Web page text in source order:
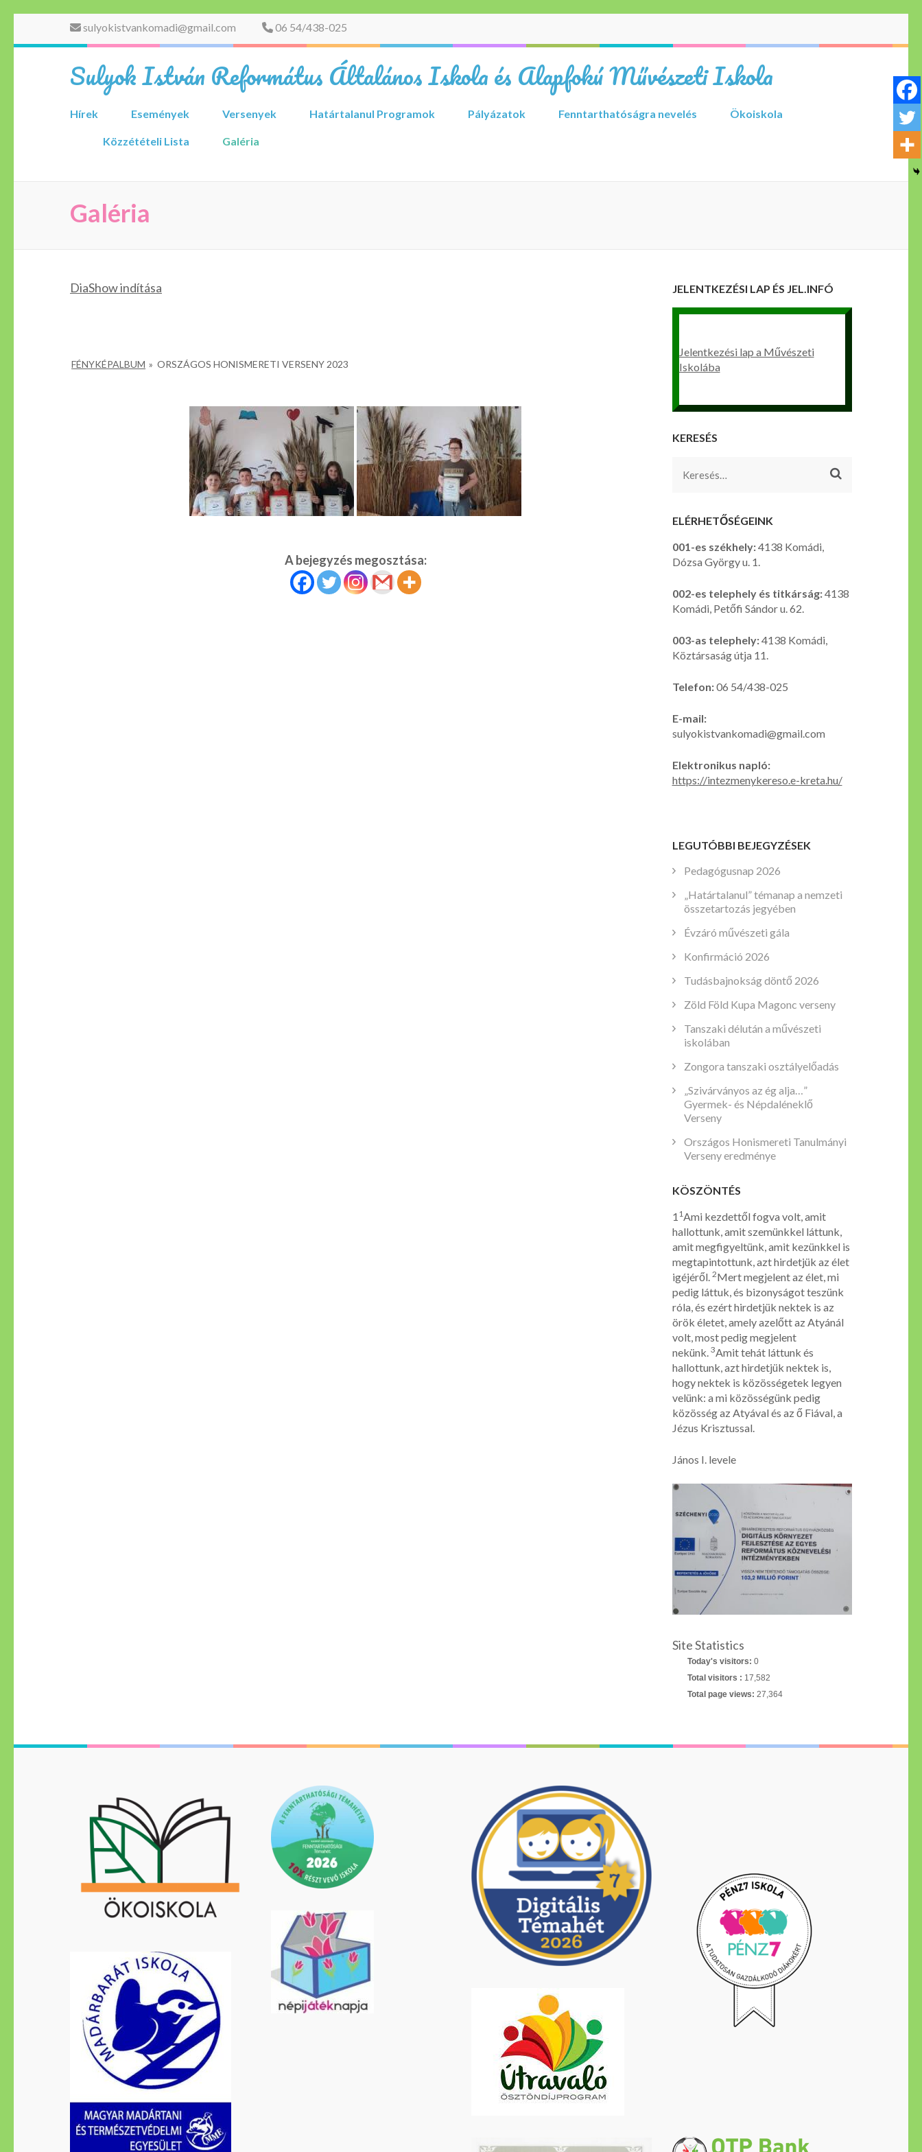
sulyokistvankomadi@gmail.com 06 54/438-025
Sulyok István Református Általános Iskola és Alapfokú Művészeti Iskola
Hírek Események Versenyek Határtalanul Programok Pályázatok Fenntarthatóságra nevelés Ökoiskola
Közzétételi Lista Galéria
Galéria
DiaShow indítása
FÉNYKÉPALBUM » ORSZÁGOS HONISMERETI VERSENY 2023
A bejegyzés megosztása:
JELENTKEZÉSI LAP ÉS JEL.INFÓ
Jelentkezési lap a Művészeti
Iskolába
KERESÉS
Keresés:
ELÉRHETŐSÉGEINK
001-es székhely:4138 Komádi,
Dózsa György u. 1.
002-es telephely és titkárság:4138
Komádi, Petőfi Sándor u. 62.
003-as telephely:4138 Komádi,
Köztársaság útja 11.
Telefon:06 54/438-025
E-mail:
sulyokistvankomadi@gmail.com
Elektronikus napló:
https://intezmenykereso.e-kreta.hu/
LEGUTÓBBI BEJEGYZÉSEK
Pedagógusnap 2026
„Határtalanul” témanap a nemzeti
összetartozás jegyében
Évzáró művészeti gála
Konfirmáció 2026
Tudásbajnokság döntő 2026
Zöld Föld Kupa Magonc verseny
Tanszaki délután a művészeti
iskolában
Zongora tanszaki osztályelőadás
„Szivárványos az ég alja…”
Gyermek- és Népdaléneklő
Verseny
Országos Honismereti Tanulmányi
Verseny eredménye
KÖSZÖNTÉS
1 1Ami kezdettől fogva volt, amit
hallottunk, amit szemünkkel láttunk,
amit megfigyeltünk, amit kezünkkel is
megtapintottunk, azt hirdetjük az élet
igéjéről. 2Mert megjelent az élet, mi
pedig láttuk, és bizonyságot teszünk
róla, és ezért hirdetjük nektek is az
örök életet, amely azelőtt az Atyánál
volt, most pedig megjelent
nekünk. 3Amit tehát láttunk és
hallottunk, azt hirdetjük nektek is,
hogy nektek is közösségetek legyen
velünk: a mi közösségünk pedig
közösség az Atyával és az ő Fiával, a
Jézus Krisztussal.
János I. levele
Site Statistics
Today's visitors: 0
Total visitors : 17,582
Total page views: 27,364